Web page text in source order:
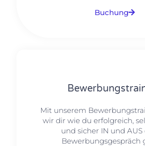
Buchung
Mit unserem
wir dir wie du erfolgreich,
und sicher IN und
Bewerbungsgespräch